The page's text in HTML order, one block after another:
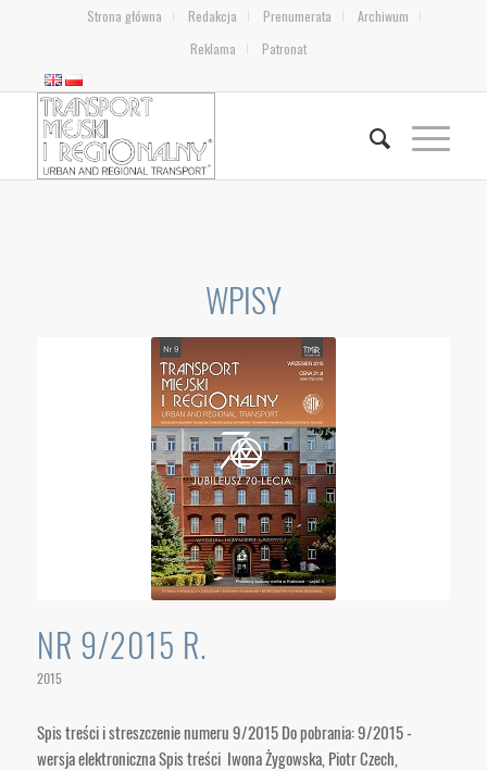
Strona główna Redakcja Prenumerata
Archiwum
Reklama
Patronat
WPISY
NR 9/2015 R.
2015
Spis treści i streszczenie numeru 9/2015 Do pobrania: 9/2015 -
wersja elektroniczna Spis treści Iwona Żygowska, Piotr Czech,